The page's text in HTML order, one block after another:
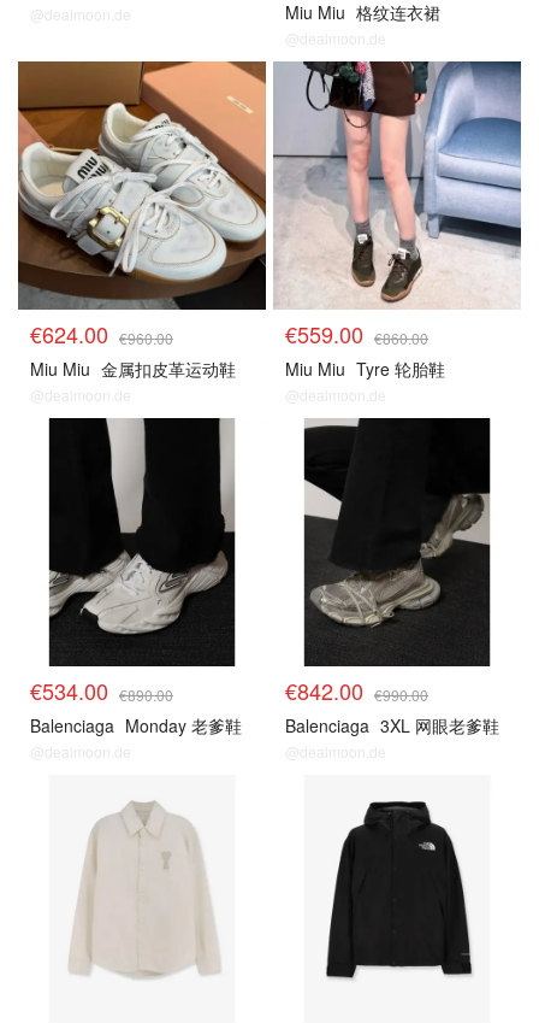
@dealmoon.de Miu Miu 格纹连衣裙
@dealmoon.de
€624.00 €960.00
Miu Miu 金属扣皮革运动鞋
@dealmoon.de
€559.00 €860.00
Miu Miu Tyre 轮胎鞋
@dealmoon.de
€534.00 €890.00
Balenciaga Monday 老爹鞋
@dealmoon.de
€842.00 €990.00
Balenciaga 3XL 网眼老爹鞋
@dealmoon.de